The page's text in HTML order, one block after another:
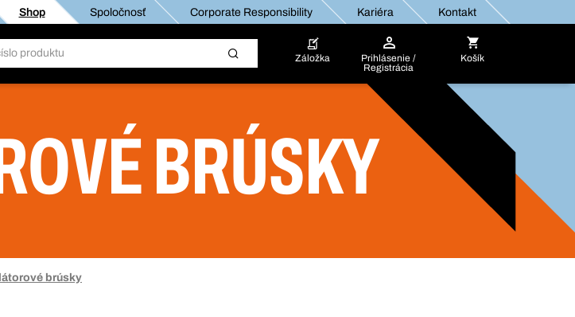
Shop Spoločnosť Corporate Responsibility Kariéra Kontakt
Záložka
Prihlásenie /
Registrácia
Košík
BRÚSKY
brúsky